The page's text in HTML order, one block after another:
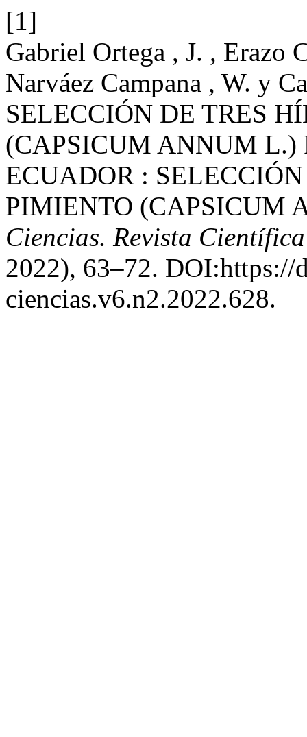
[1]
Gabriel Ortega , J. , Erazo
Narváez Campana , W. y
SELECCIÓN DE TRES
(CAPSICUM ANNUM L.)
ECUADOR :
PIMIENTO (CAPSICUM
Ciencias. Revista
2022), 63–72. DOI:https://
ciencias.v6.n2.2022.628.